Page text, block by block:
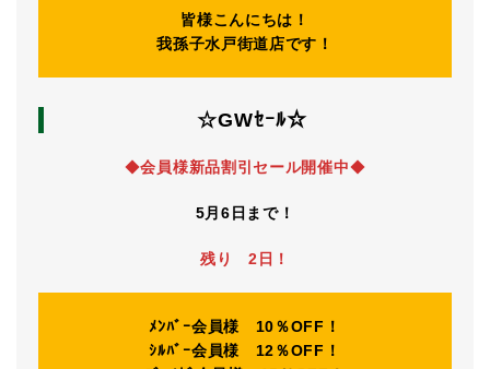
皆様こんにちは！
我孫子水戸街道店です！
☆GWｾｰﾙ☆
◆会員様新品割引セール開催中◆
5月6日まで！
残り 2日！
ﾒﾝﾊﾞｰ会員様 10％OFF！
ｼﾙﾊﾞｰ会員様 12％OFF！